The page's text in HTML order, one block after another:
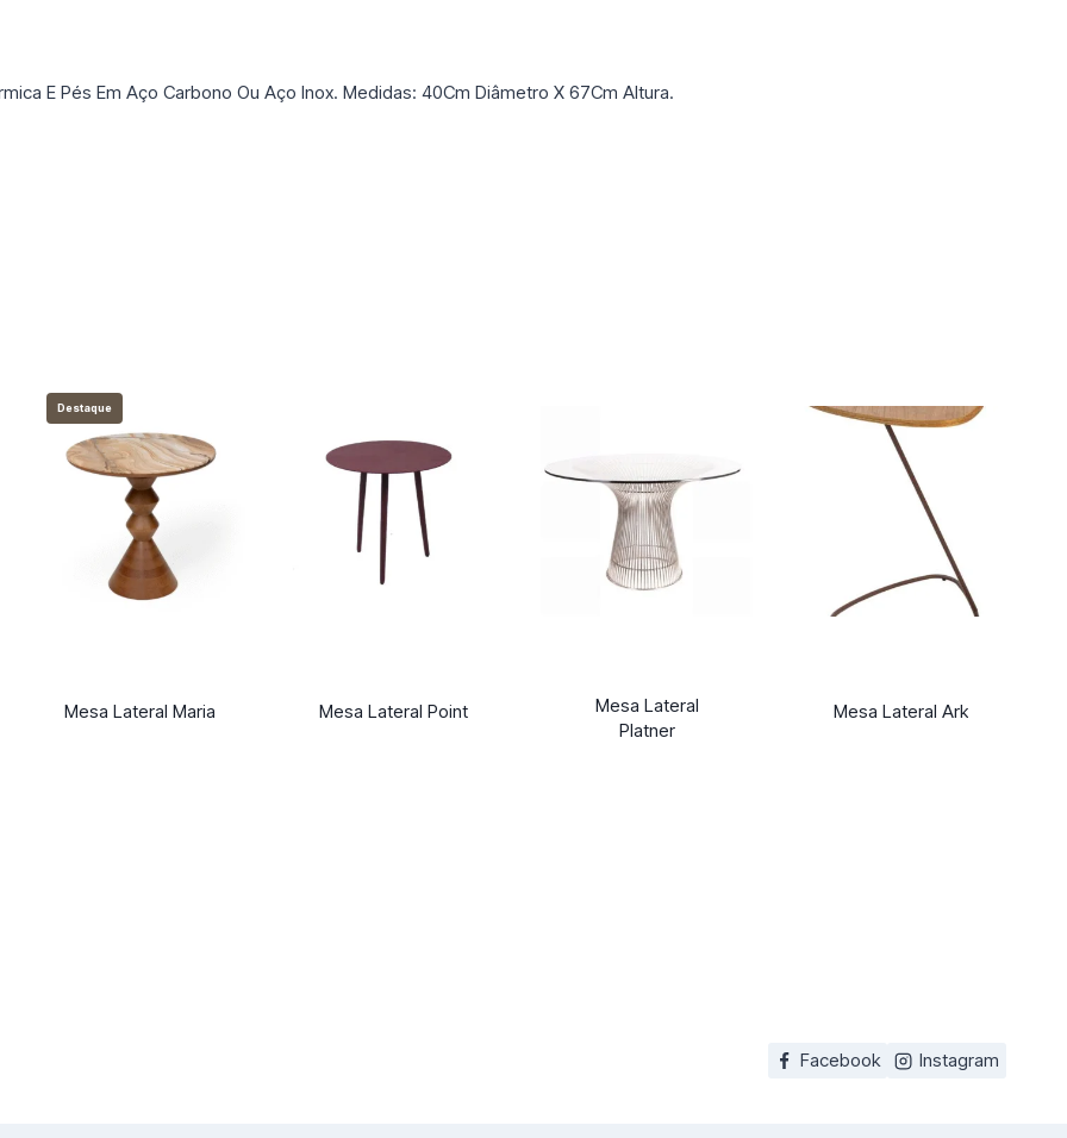
E Pés Em Aço Carbono Ou Aço Inox. Medidas: 40Cm Diâmetro X 67Cm Altura.
Destaque
Mesa Lateral Maria Mesa Lateral Point
Mesa Lateral
Platner
Mesa Lateral Ark
Facebook Instagram